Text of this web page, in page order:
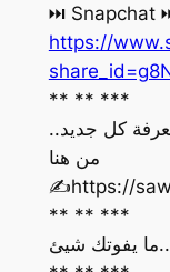
‏⏭ Snapchat
https://
** ** ***
كل جديد..
من هنا
‏✍️https://
** ** ***
يفوتك شيئ